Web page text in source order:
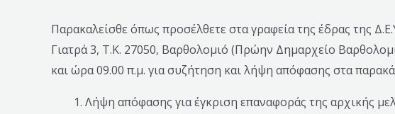
Παρακαλείσθε όπως προσέλθετε στα γραφεία της έδρας της
Γιατρά 3, Τ.Κ. 27050, Βαρθολομιό (Πρώην Δημαρχείο
και ώρα 09.00 π.μ. για συζήτηση και λήψη απόφασης στα
Λήψη απόφασης για έγκριση επαναφοράς της αρχικής